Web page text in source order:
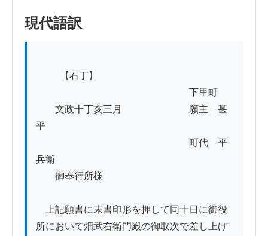
現代語訳
下里町
文政十丁亥三月　　　　　　　願主　甚
平
町代　平
兵衛
御奉行所様
上記願書に末書印形を押して同十日に御役
所において畑武右衛門殿の御取次で差し上げ